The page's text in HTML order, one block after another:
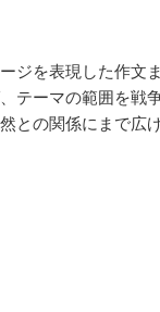
ジを表現した作文
テーマの範囲を戦
との関係にまで広